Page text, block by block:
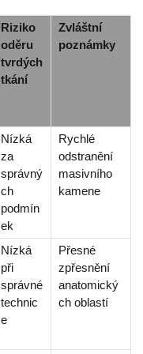
Riziko
oděru
tvrdých
tkání
Zvláštní
poznámky
Nízká
za
správný
ch
podmín
ek
Rychlé
odstranění
masivního
kamene
Nízká
při
správné
technic
e
Přesné
zpřesnění
anatomický
ch oblastí